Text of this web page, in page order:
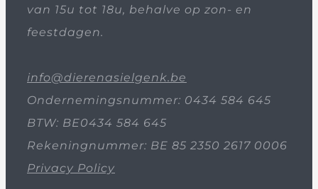
van 15u tot 18u, behalve op zon- en
feestdagen.
info@dierenasielgenk.be
Ondernemingsnummer: 0434 584 645
BTW: BE0434 584 645
Rekeningnummer: BE 85 2350 2617 0006
Privacy Policy